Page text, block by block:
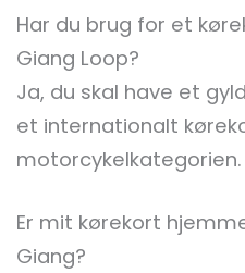
Har du brug for et
Giang Loop?
Ja, du skal have et
et internationalt
motorcykelkategorien.
Er mit kørekort
Giang?